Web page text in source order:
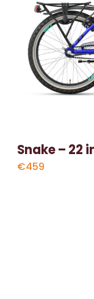
Snake – 22
€459